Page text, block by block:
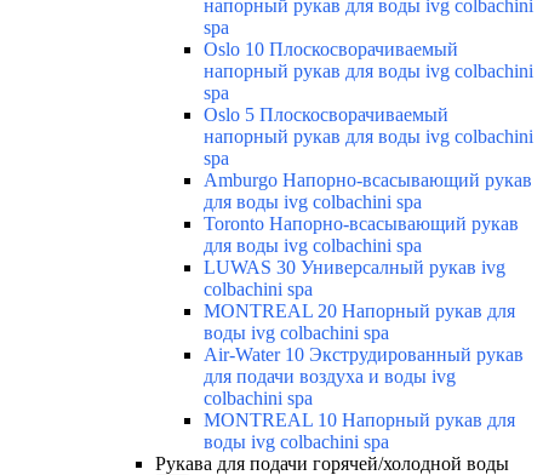
напорный рукав для воды ivg colbachini
spa
Oslo 10 Плоскосворачиваемый
напорный рукав для воды ivg colbachini
spa
Oslo 5 Плоскосворачиваемый
напорный рукав для воды ivg colbachini
spa
Amburgo Напорно-всасывающий рукав
для воды ivg colbachini spa
Toronto Напорно-всасывающий рукав
для воды ivg colbachini spa
LUWAS 30 Универсалный рукав ivg
colbachini spa
MONTREAL 20 Напорный рукав для
воды ivg colbachini spa
Air-Water 10 Экструдированный рукав
для подачи воздуха и воды ivg
colbachini spa
MONTREAL 10 Напорный рукав для
воды ivg colbachini spa
Рукава для подачи горячей/холодной воды